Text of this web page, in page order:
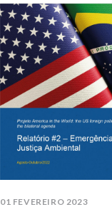
01 FEVEREIRO 2023